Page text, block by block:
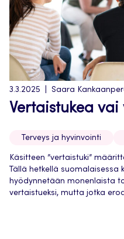
3.3.2025 Saara
Vertaistukea
Terveys ja hyvinvointi
Käsitteen ”vertaistuki”
Tällä hetkellä suomalaisessa
hyödynnetään monenlaista
vertaistueksi, mutta jotka